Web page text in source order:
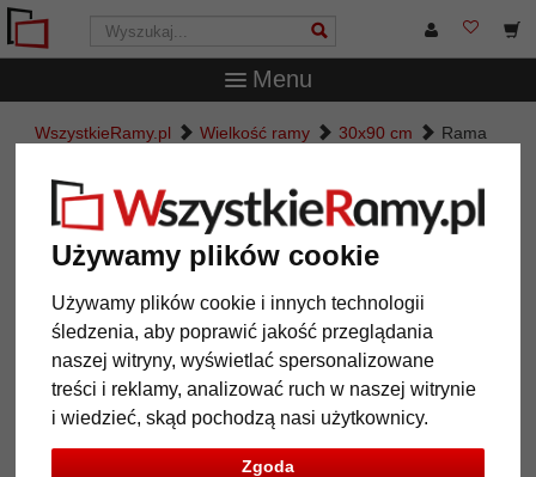
Używamy plików cookie
Używamy plików cookie i innych technologii
śledzenia, aby poprawić jakość przeglądania
naszej witryny, wyświetlać spersonalizowane
treści i reklamy, analizować ruch w naszej witrynie
i wiedzieć, skąd pochodzą nasi użytkownicy.
Zgoda
Menu
WszystkieRamy.pl Wielkość ramy 30x90 cm
Rama
Rama aluminiowa Oboso